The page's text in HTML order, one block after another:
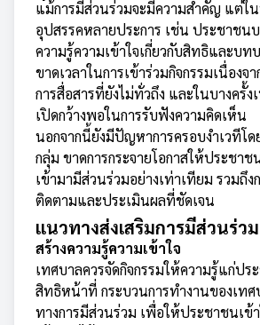
แม้การมีส่วนร่วมจะมีความสำคัญ แต่ใ
อุปสรรคหลายประการ เช่น ประชาชน
ความรู้ความเข้าใจเกี่ยวกับสิทธิและบท
ขาดเวลาในการเข้าร่วมกิจกรรมเนื่องจ
การสื่อสารที่ยังไม่ทั่วถึง และในบางครั้ง
เปิดกว้างพอในการรับฟังความคิดเห็น
นอกจากนี้ยังมีปัญหาการครอบงำเวทีโ
กลุ่ม ขาดการกระจายโอกาสให้ประชา
เข้ามามีส่วนร่วมอย่างเท่าเทียม รวมถึง
ติดตามและประเมินผลที่ชัดเจน
แนวทางส่งเสริมการมีส่วนร่วม
สร้างความรู้ความเข้าใจ
เทศบาลควรจัดกิจกรรมให้ความรู้แก่ปร
สิทธิหน้าที่ กระบวนการทำงานของเทศ
ทางการมีส่วนร่วม เพื่อให้ประชาชนเข้